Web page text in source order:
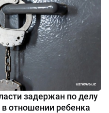
задержан по делу
отношении ребенка